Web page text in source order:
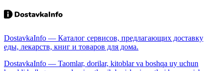
DostavkaInfo — Каталог сервисов, предлагающих доставку
еды, лекарств, книг и товаров для дома.
DostavkaInfo — Taomlar, dorilar, kitoblar va boshqa uy uchun